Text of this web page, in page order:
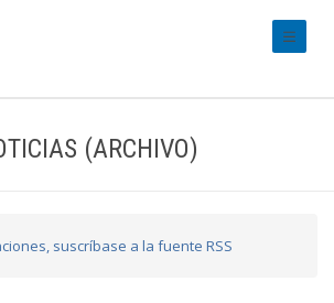
(ARCHIVO)
suscríbase a la fuente RSS